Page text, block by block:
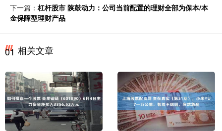
下一篇： 杠杆股市 陕鼓动力：公司当前配置的理财全部为保本/本
金保障型理财产品
01 相关文章